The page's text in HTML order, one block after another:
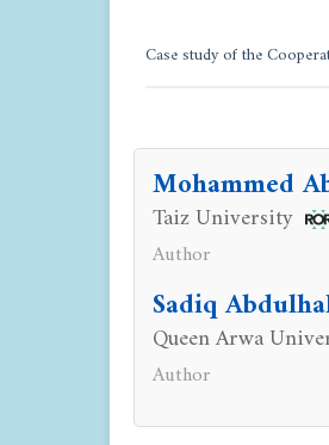
Case study of the
Mohammed
Taiz University
Author
Sadiq
Queen Arwa
Author